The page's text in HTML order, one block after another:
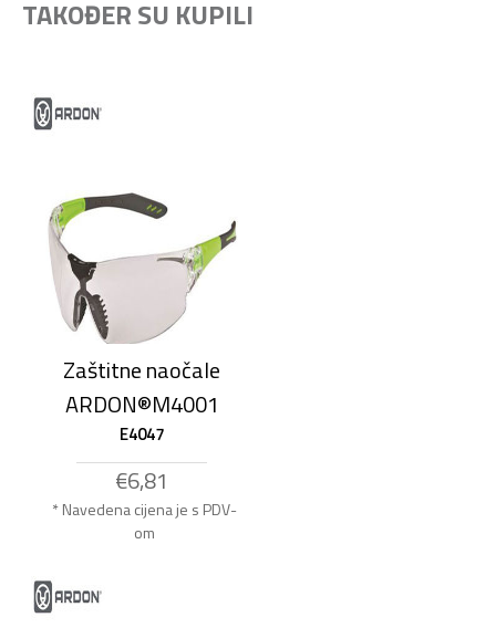
TAKOĐER SU KUPILI
Zaštitne naočale
ARDON®M4001
E4047
€6,81
* Navedena cijena je s PDV-
om